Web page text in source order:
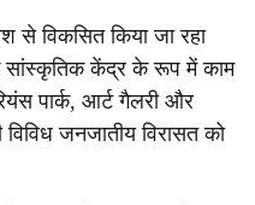
विकसित किया जा रहा
सांस्कृतिक केंद्र के रूप में काम
पार्क, आर्ट गैलरी और
जनजातीय विरासत को